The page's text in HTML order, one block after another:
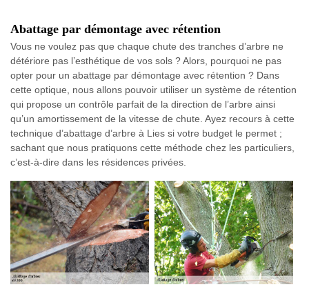
Abattage par démontage avec rétention
Vous ne voulez pas que chaque chute des tranches d’arbre ne
détériore pas l’esthétique de vos sols ? Alors, pourquoi ne pas
opter pour un abattage par démontage avec rétention ? Dans
cette optique, nous allons pouvoir utiliser un système de rétention
qui propose un contrôle parfait de la direction de l’arbre ainsi
qu’un amortissement de la vitesse de chute. Ayez recours à cette
technique d’abattage d’arbre à Lies si votre budget le permet ;
sachant que nous pratiquons cette méthode chez les particuliers,
c’est-à-dire dans les résidences privées.